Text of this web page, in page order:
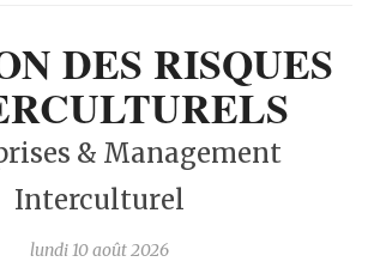
DES RISQUES
& Management
Interculturel
lundi 10 août 2026